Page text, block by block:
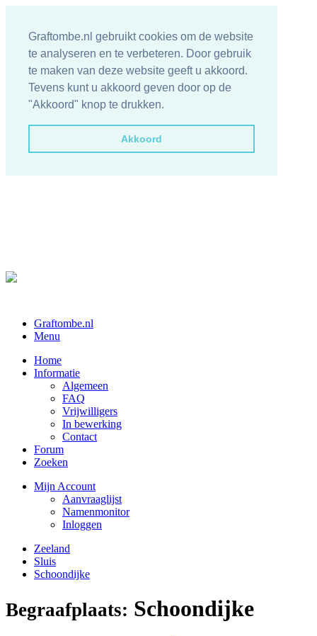
Graftombe.nl gebruikt cookies om de website
te analyseren en te verbeteren. Door gebruik
te maken van deze website geeft u akkoord.
Tevens kunt u akkoord geven door op de
"Akkoord" knop te drukken.
Akkoord
Graftombe.nl
Menu
Home
Informatie
Algemeen
FAQ
Vrijwilligers
In bewerking
Contact
Forum
Zoeken
Mijn Account
Aanvraaglijst
Namenmonitor
Inloggen
Zeeland
Sluis
Schoondijke
Begraafplaats: Schoondijke